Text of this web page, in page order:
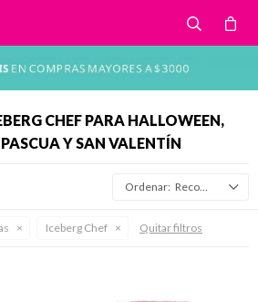
CHEF PARA HALLOWEEN,
Y SAN VALENTÍN
Recomendados
Iceberg Chef Quitar filtros